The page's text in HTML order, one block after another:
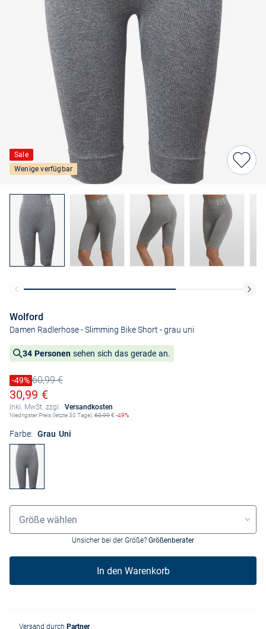
Sale
Wenige verfügbar
Wolford
Damen Radlerhose - Slimming Bike Short - grau uni
34 Personen sehen sich das gerade an.
Preis reduziert um
-49%
Alter Preis60,99 €
Ermäßigter Preis
30,99 €
Inkl. MwSt. zzgl. Versandkosten
Niedrigster Preis (letzte 30 Tage):60,99€ -49%
Farbe: Grau Uni
Grössenauswahl
Größe wählen
Unsicher bei der Größe? Größenberater
In den Warenkorb
Versand durch Partner